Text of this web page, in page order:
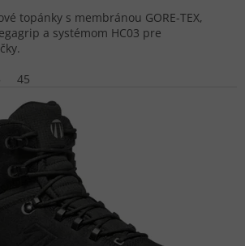
topánky s membránou GORE-TEX,
a systémom HC03 pre
45